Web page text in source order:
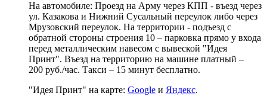
На автомобиле: Проезд на Арму через КПП - въезд через
ул. Казакова и Нижний Сусальный переулок либо через
Мрузовский переулок. На территории - подъезд с
обратной стороны строения 10 – парковка прямо у входа
перед металлическим навесом с вывеской "Идея
Принт". Въезд на территорию на машине платный –
200 руб./час. Такси – 15 минут бесплатно.
"Идея Принт" на карте: Google и Яндекс.